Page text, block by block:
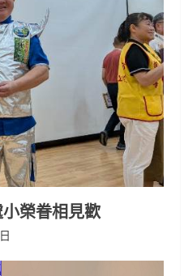
榮眷相見歡